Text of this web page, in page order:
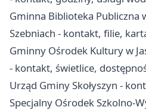
Gminna Biblioteka Publiczna
Szebniach - kontakt, filie,
Gminny Ośrodek Kultury w
- kontakt, świetlice,
Urząd Gminy Skołyszyn -
Specjalny Ośrodek Szkolno-